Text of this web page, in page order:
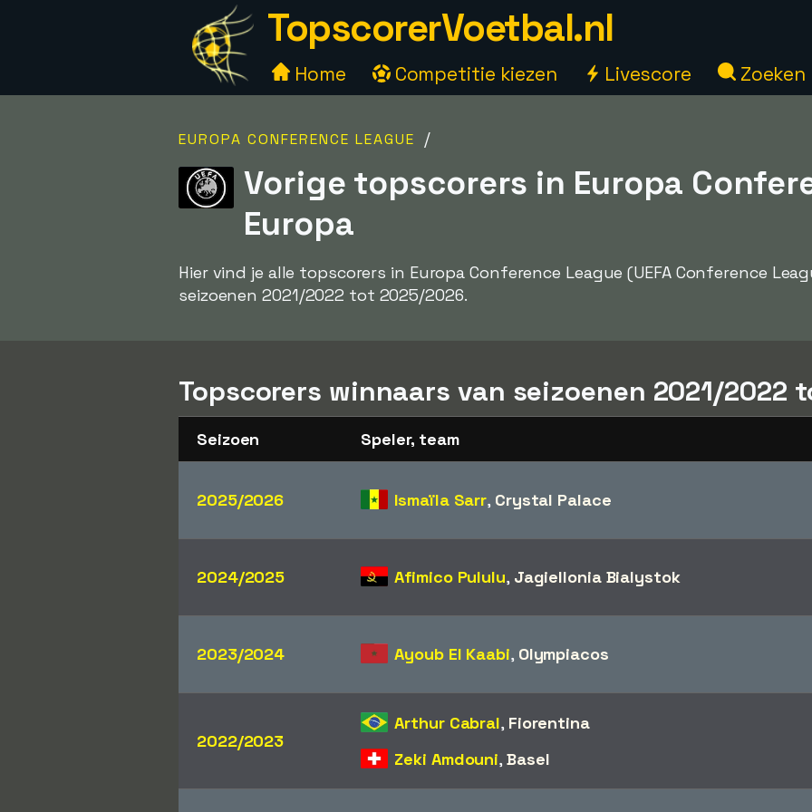
TopscorerVoetbal.nl
Home Competitie kiezen Livescore Zoeken
EUROPA CONFERENCE LEAGUE /
Vorige topscorers in Europa
Europa
Hier vind je alle topscorers in Europa Conference League (UEFA Conference
seizoenen 2021/2022 tot 2025/2026.
Topscorers winnaars van seizoenen 2021/2022
Seizoen Speler, team
2025/2026 Ismaïla Sarr, Crystal Palace
2024/2025 Afimico Pululu, Jagiellonia Bialystok
2023/2024 Ayoub El Kaabi, Olympiacos
2022/2023
Arthur Cabral, Fiorentina
Zeki Amdouni, Basel